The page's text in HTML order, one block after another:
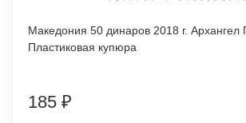
Македония 50 динаров 2018 г. Архангел
Пластиковая купюра
185 ₽